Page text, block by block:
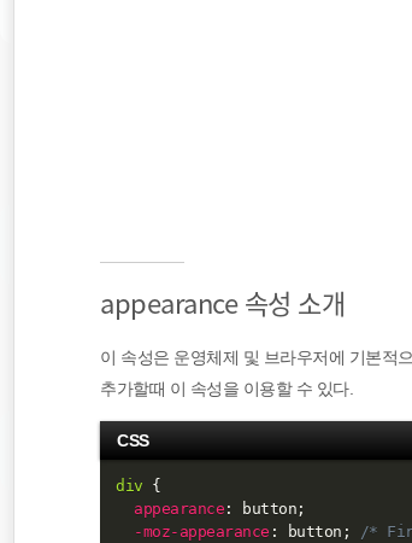
appearance 속성 소개
이 속성은 운영체제 및 브라우저에 기본적
추가할때 이 속성을 이용할 수 있다.
CSS
div {
appearance : button ;
-moz-appearance : button ;
/*